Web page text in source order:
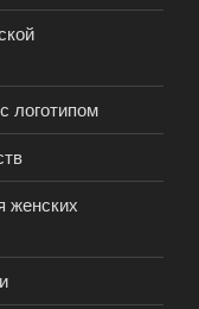
логотипом
женских